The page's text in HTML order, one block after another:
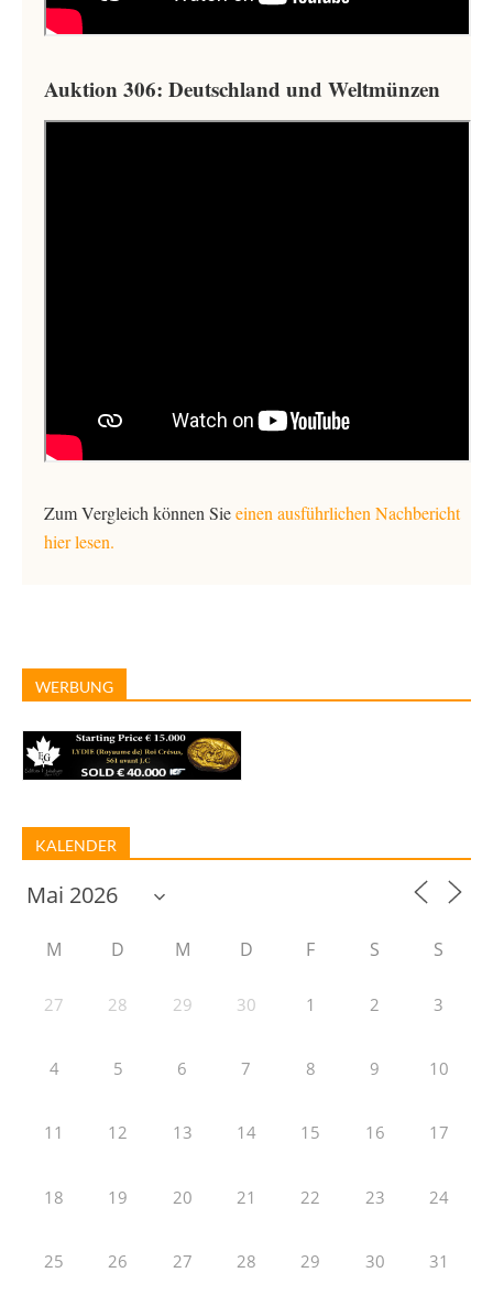
Auktion 306: Deutschland und Weltmünzen
Zum Vergleich können Sieeinen ausführlichen Nachbericht
hier lesen.
WERBUNG
KALENDER
M D M D F S S
27 28 29 30 1 2 3
4 5 6 7 8 9 10
11 12 13 14 15 16 17
18 19 20 21 22 23 24
25 26 27 28 29 30 31